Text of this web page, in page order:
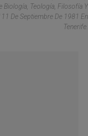
Biología, Teología, Filosofía Y
De Septiembre De 1981 En
Tenerife.